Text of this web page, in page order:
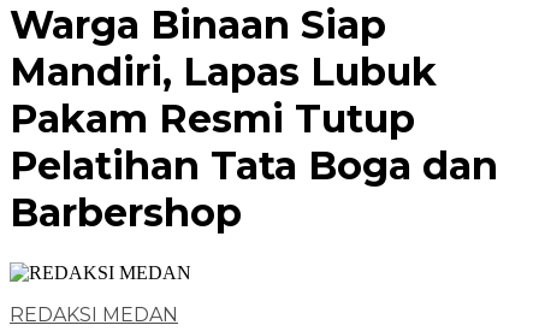
Warga Binaan Siap
Mandiri, Lapas Lubuk
Pakam Resmi Tutup
Pelatihan Tata Boga dan
Barbershop
REDAKSI MEDAN